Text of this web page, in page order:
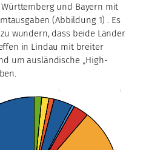
und Bayern mit
(Abbildung 1) . Es
wundern, dass beide Länder
in Lindau mit breiter
um ausländische „High-